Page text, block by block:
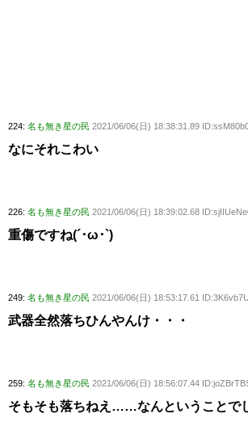
224: 名も無き星の民 2021/06/06(日) 18:38:31.89
なにそれこわい
226: 名も無き星の民 2021/06/06(日) 18:39:02.68
重傷ですね(´･ω･`)
249: 名も無き星の民 2021/06/06(日) 18:53:17.61
武器全然落ちひんやんけ・・・
259: 名も無き星の民 2021/06/06(日) 18:56:07.44
そもそも落ちねえ……なんということで